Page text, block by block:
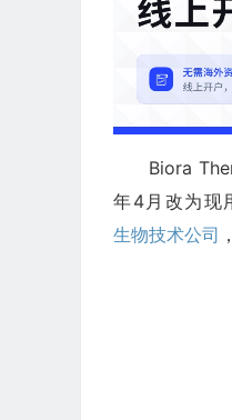
Biora
年4月改为现
生物技术公司